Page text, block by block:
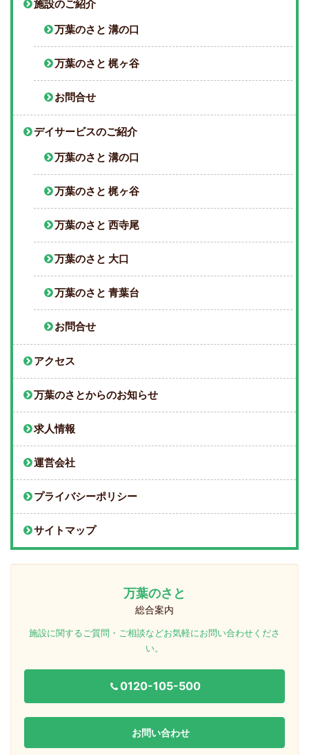
施設のご紹介
万葉のさと 溝の口
万葉のさと 梶ヶ谷
お問合せ
デイサービスのご紹介
万葉のさと 溝の口
万葉のさと 梶ヶ谷
万葉のさと 西寺尾
万葉のさと 大口
万葉のさと 青葉台
お問合せ
アクセス
万葉のさとからのお知らせ
求人情報
運営会社
プライバシーポリシー
サイトマップ
万葉のさと
総合案内
施設に関するご質問・ご相談などお気軽にお問い合わせくださ
い。
0120-105-500
お問い合わせ